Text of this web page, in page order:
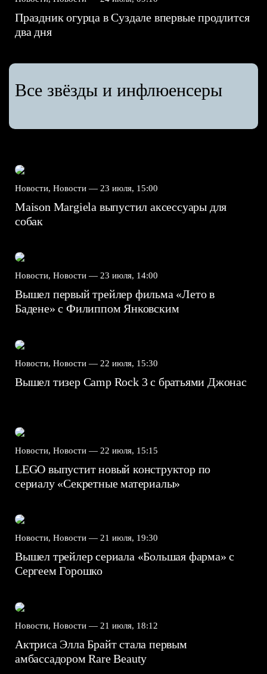
Праздник огурца в Суздале впервые продлится
два дня
Все звёзды и инфлюенсеры
Новости, Новости — 23 июля, 15:00
Maison Margiela выпустил аксессуары для
собак
Новости, Новости — 23 июля, 14:00
Вышел первый трейлер фильма «Лето в
Бадене» с Филиппом Янковским
Новости, Новости — 22 июля, 15:30
Вышел тизер Camp Rock 3 с братьями Джонас
Новости, Новости — 22 июля, 15:15
LEGO выпустит новый конструктор по
сериалу «Секретные материалы»
Новости, Новости — 21 июля, 19:30
Вышел трейлер сериала «Большая фарма» с
Сергеем Горошко
Новости, Новости — 21 июля, 18:12
Актриса Элла Брайт стала первым
амбассадором Rare Beauty